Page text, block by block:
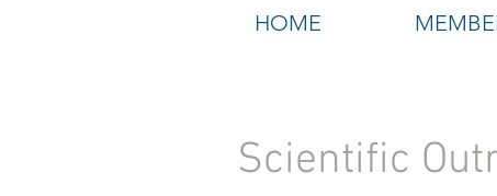
HOME
Scientific